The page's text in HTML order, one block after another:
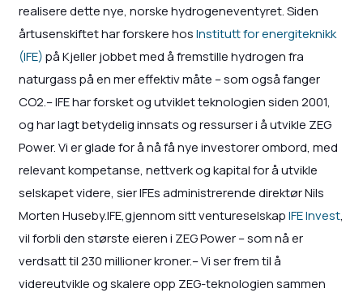
realisere dette nye, norske hydrogeneventyret. Siden
årtusenskiftet har forskere hosInstitutt for energiteknikk
(IFE)på Kjeller jobbet med å fremstille hydrogen fra
naturgass på en mer effektiv måte – som også fanger
CO2.– IFE har forsket og utviklet teknologien siden 2001,
og har lagt betydelig innsats og ressurser i å utvikle ZEG
Power. Vi er glade for å nå få nye investorer ombord, med
relevant kompetanse, nettverk og kapital for å utvikle
selskapet videre, sier IFEs administrerende direktør Nils
Morten Huseby.IFE,gjennom sitt ventureselskapIFE Invest,
vil forbli den største eieren i ZEG Power – som nå er
verdsatt til 230 millioner kroner.– Vi ser frem til å
videreutvikle og skalere opp ZEG-teknologien sammen